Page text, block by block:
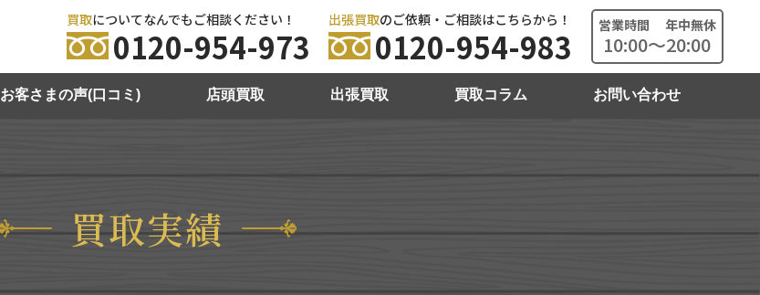
買取についてなんでもご相談ください！
0120-954-973
出張買取のご依頼・ご相談はこちらから！
0120-954-983
営業時間 年中無休
10:00～20:00
お客さまの声(口コミ) 店頭買取 出張買取 買取コラム お問い合わせ
買取実績